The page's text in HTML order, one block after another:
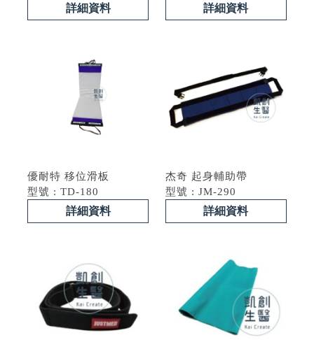
詳細資料 詳細資料
優耐特 移位滑板
型號 : TD-180
詳細資料
杰奇 起身輔助帶
型號 : JM-290
詳細資料